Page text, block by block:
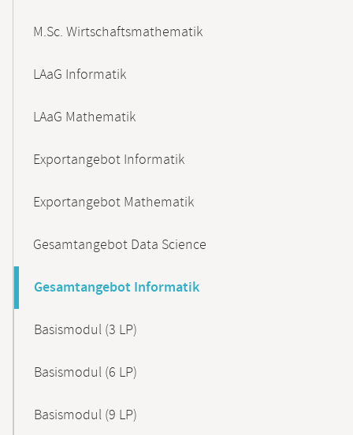
M.Sc. Wirtschaftsmathematik
LAaG Informatik
LAaG Mathematik
Exportangebot Informatik
Exportangebot Mathematik
Gesamtangebot Data Science
Gesamtangebot Informatik
Basismodul (3 LP)
Basismodul (6 LP)
Basismodul (9 LP)